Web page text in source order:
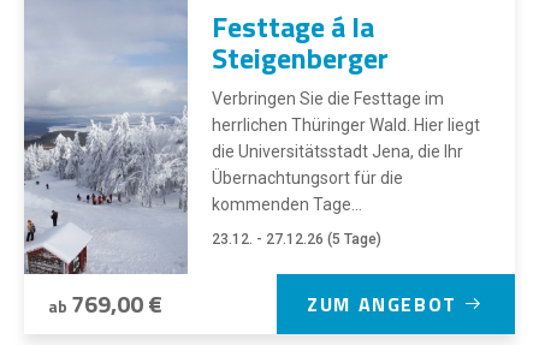
Festtage á la
Steigenberger
Verbringen Sie die Festtage im
herrlichen Thüringer Wald. Hier liegt
die Universitätsstadt Jena, die Ihr
Übernachtungsort für die
kommenden Tage...
23.12. - 27.12.26 (5 Tage)
ab 769,00 € ZUM ANGEBOT